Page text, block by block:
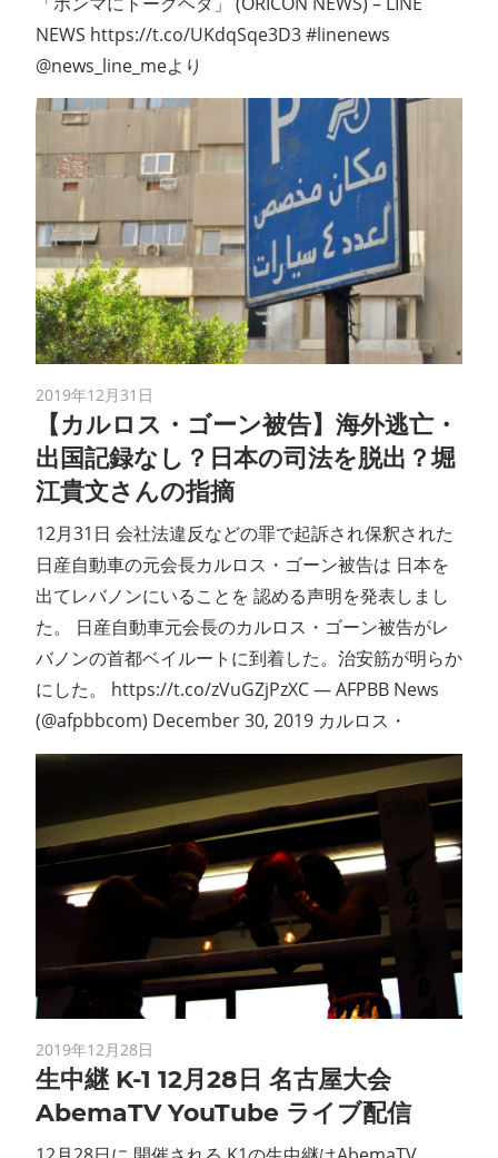
NEWS https://t.co/UKdqSqe3D3 #linenews
@news_line_meより
2019年12月31日
【カルロス・ゴーン被告】海外逃亡・
出国記録なし？日本の司法を脱出？堀
江貴文さんの指摘
12月31日 会社法違反などの罪で起訴され保釈された
日産自動車の元会長カルロス・ゴーン被告は 日本を
出てレバノンにいることを 認める声明を発表しまし
た。 日産自動車元会長のカルロス・ゴーン被告がレ
バノンの首都ベイルートに到着した。治安筋が明らか
にした。 https://t.co/zVuGZjPzXC — AFPBB News
(@afpbbcom) December 30, 2019 カルロス・
2019年12月28日
生中継 K-1 12月28日 名古屋大会
AbemaTV YouTube ライブ配信